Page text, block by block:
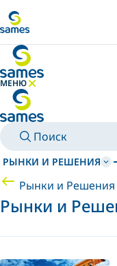
МЕНЮ
СКРЫТЬ МЕНЮ
Поиск
РЫНКИ И РЕШЕНИЯ
Рынки и Решения
Рынки и